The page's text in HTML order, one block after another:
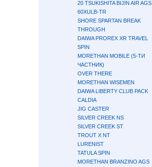
20 TSUKISHITA BIJIN AIR AGS
60XULB-TR
SHORE SPARTAN BREAK
THROUGH
DAIWA PROREX XR TRAVEL
SPIN
MORETHAN MOBILE (5-ТИ
ЧАСТНИК)
OVER THERE
MORETHAN WISEMEN
DAIWA LIBERTY CLUB PACK
CALDIA
JIG CASTER
SILVER CREEK NS
SILVER CREEK ST
TROUT X NT
LURENIST
TATULA SPIN
MORETHAN BRANZINO AGS